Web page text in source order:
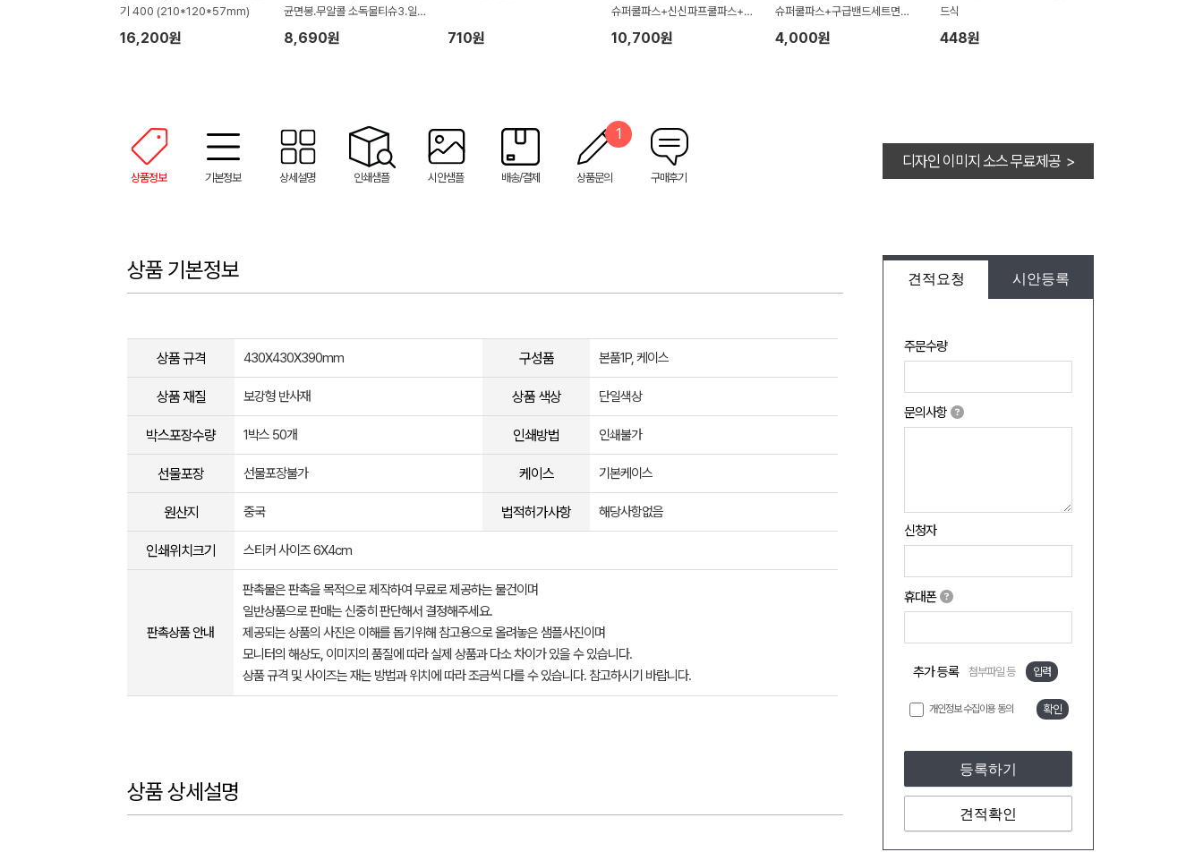
기 400 (210*120*57mm)
16,200원
균면봉.무알콜 소독물티슈3.일반
방수밴드세트.마데카솔)홍보.판
촉용
8,690원 710원
슈퍼쿨파스+신신파프쿨파스+멘
소래담롤온쿨)
10,700원
슈퍼쿨파스+구급밴드세트면봉2
2p)
4,000원
드식
448원
상품정보 기본정보 상세설명 인쇄샘플 시안샘플 배송/결제 상품문의
1
구매후기
디자인 이미지 소스 무료제공 >
견적요청 시안등록
주문수량
문의사항
신청자
휴대폰
추가 등록 첨부파일 등 입력
개인정보 수집이용 동의 확인
등록하기
견적확인
상품 기본정보
상품 규격 430X430X390mm 구성품 본품1P, 케이스
상품 재질 보강형 반사재 상품 색상 단일색상
박스포장수량 1박스 50개 인쇄방법 인쇄불가
선물포장 선물포장불가 케이스 기본케이스
원산지 중국 법적허가사항 해당사항없음
인쇄위치크기 스티커 사이즈 6X4cm
판촉상품 안내
판촉물은 판촉을 목적으로 제작하여 무료로 제공하는 물건이며
일반상품으로 판매는 신중히 판단해서 결정해주세요.
제공되는 상품의 사진은 이해를 돕기위해 참고용으로 올려놓은 샘플사진이며
모니터의 해상도, 이미지의 품질에 따라 실제 상품과 다소 차이가 있을 수 있습니다.
상품 규격 및 사이즈는 재는 방법과 위치에 따라 조금씩 다를 수 있습니다. 참고하시기 바랍니다.
상품 상세설명